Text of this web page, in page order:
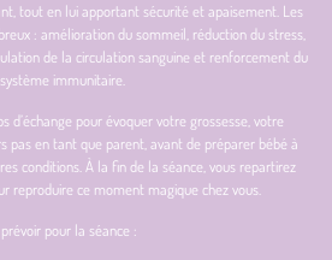
tout en lui apportant sécurité et apaisement. Les
: amélioration du sommeil, réduction du stress,
de la circulation sanguine et renforcement du
système immunitaire.
d’échange pour évoquer votre grossesse, votre
pas en tant que parent, avant de préparer bébé à
conditions. À la fin de la séance, vous repartirez
reproduire ce moment magique chez vous.
pour la séance :